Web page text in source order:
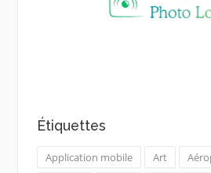
Étiquettes
Application mobile Art